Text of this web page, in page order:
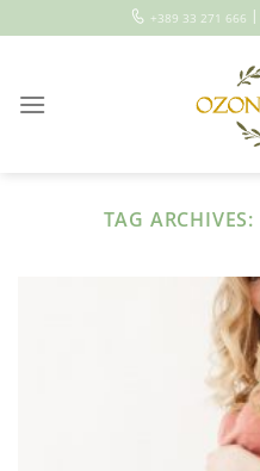
to
+389 33 271 666 |
TAG ARCHIVES: